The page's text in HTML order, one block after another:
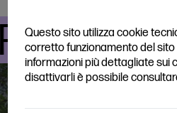
Questo sito utilizza cookie
corretto funzionamento del sito
informazioni più dettagliate sui
disattivarli è possibile